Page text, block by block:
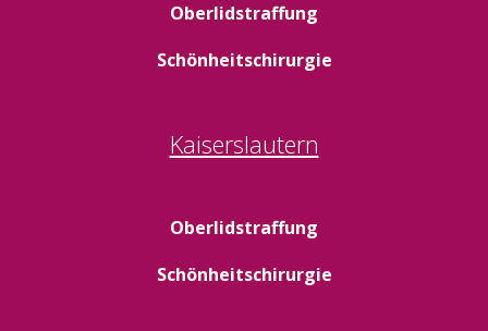
Oberlidstraffung
Schönheitschirurgie
Kaiserslautern
Oberlidstraffung
Schönheitschirurgie